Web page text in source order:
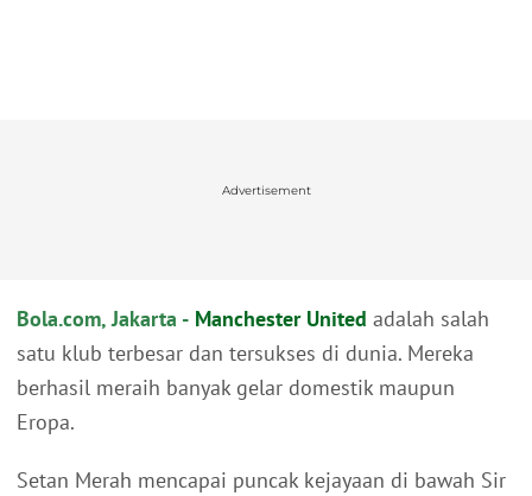
Advertisement
Bola.com, Jakarta - Manchester United adalah salah
satu klub terbesar dan tersukses di dunia. Mereka
berhasil meraih banyak gelar domestik maupun
Eropa.
Setan Merah mencapai puncak kejayaan di bawah Sir